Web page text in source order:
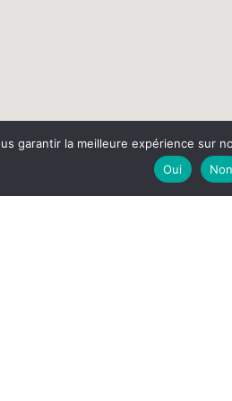
garantir la meilleure expérience sur
Oui
Non